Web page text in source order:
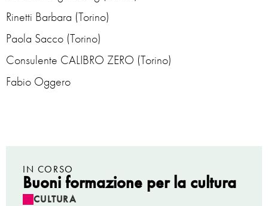
Rinetti Barbara (Torino)
Paola Sacco (Torino)
Consulente CALIBRO ZERO (Torino)
Fabio Oggero
IN CORSO
Buoni formazione per la cultura
CULTURA